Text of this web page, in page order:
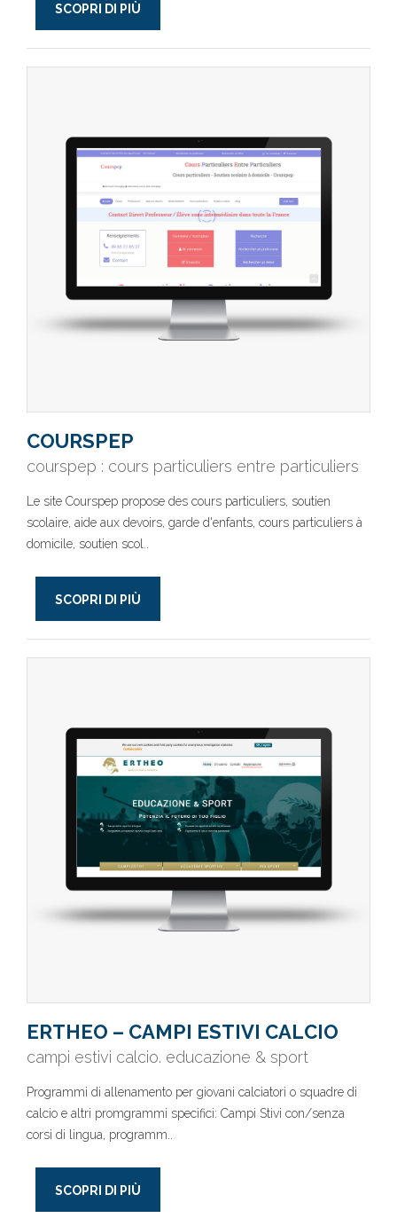
SCOPRI DI PIÙ
COURSPEP
courspep : cours particuliers entre particuliers
Le site Courspep propose des cours particuliers, soutien
scolaire, aide aux devoirs, garde d'enfants, cours particuliers à
domicile, soutien scol..
SCOPRI DI PIÙ
ERTHEO – CAMPI ESTIVI CALCIO
campi estivi calcio. educazione & sport
Programmi di allenamento per giovani calciatori o squadre di
calcio e altri promgrammi specifici: Campi Stivi con/senza
corsi di lingua, programm..
SCOPRI DI PIÙ